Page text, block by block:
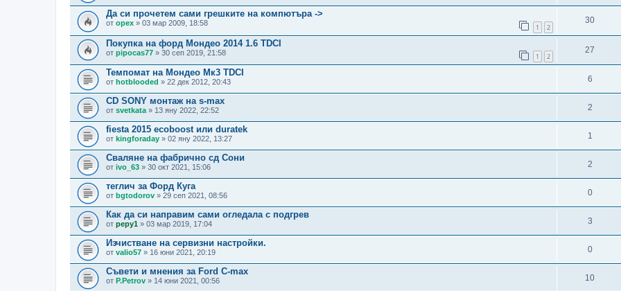
Да си прочетем сами грешките на компютъра ->
от opex » 03 мар 2009, 18:58 1 2
30
Покупка на форд Мондео 2014 1.6 TDCI
от pipocas77 » 30 сеп 2019, 21:58 1 2
27
Темпомат на Мондео Мк3 TDCI
от hotblooded » 22 дек 2012, 20:43 6
CD SONY монтаж на s-max
от svetkata » 13 яну 2022, 22:52 2
fiesta 2015 ecoboost или duratek
от kingforaday » 02 яну 2022, 13:27 1
Сваляне на фабрично сд Сони
от ivo_63 » 30 окт 2021, 15:06 2
теглич за Форд Куга
от bgtodorov » 29 сеп 2021, 08:56 0
Как да си направим сами огледала с подгрев
от pepy1 » 03 мар 2019, 17:04 3
Изчистване на сервизни настройки.
от valio57 » 16 юни 2021, 20:19 0
Съвети и мнения за Ford C-max
от P.Petrov » 14 юни 2021, 00:56 10